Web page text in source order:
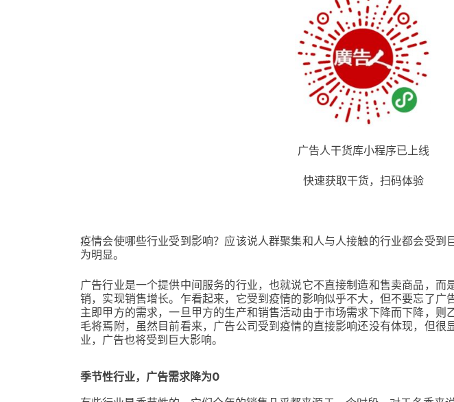
广告人干货库小程序已上线
快速获取干货，扫码体验
疫情会使哪些行业受到影响？应该说人群聚集和人与人接触的行业都会受到
为明显。
广告行业是一个提供中间服务的行业，也就说它不直接制造和售卖商品，而
销，实现销售增长。乍看起来，它受到疫情的影响似乎不大，但不要忘了广
主即甲方的需求，一旦甲方的生产和销售活动由于市场需求下降而下降，则
毛将焉附，虽然目前看来，广告公司受到疫情的直接影响还没有体现，但很
业，广告也将受到巨大影响。
季节性行业，广告需求降为0